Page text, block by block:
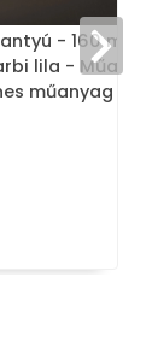
- 160 mm -
lila -
műanyag